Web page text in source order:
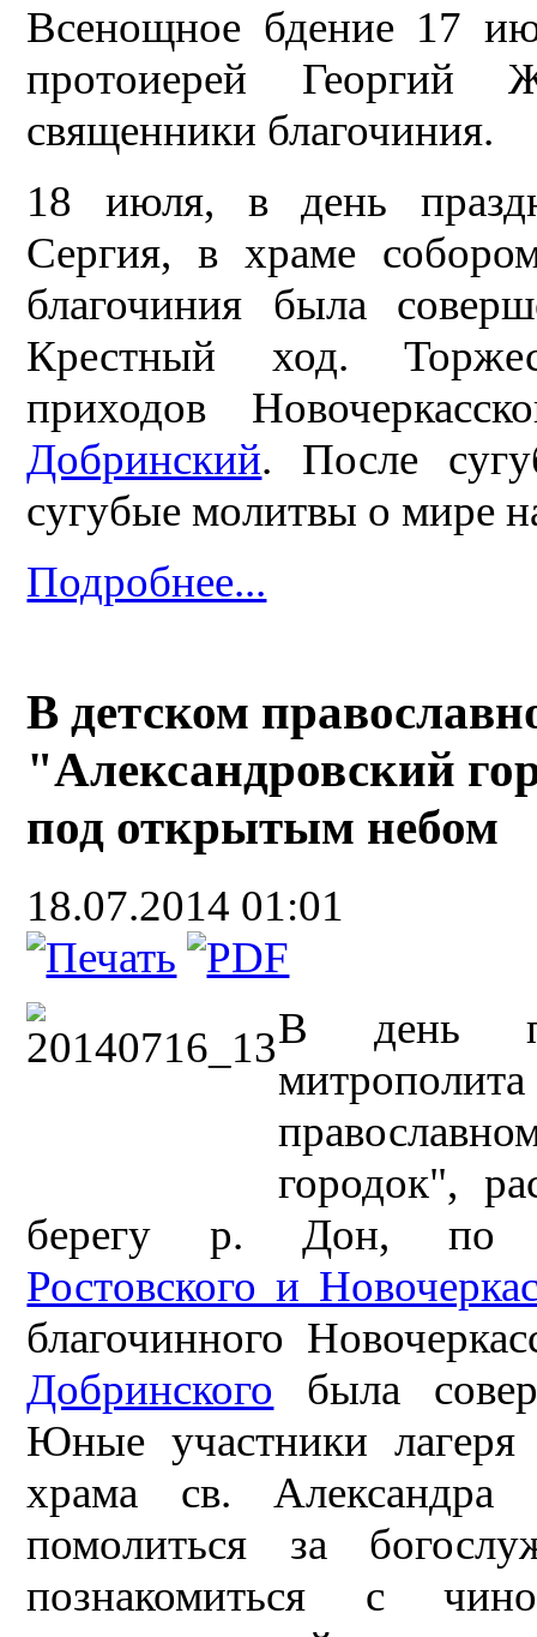
Всенощное бдение 17
протоиерей Георгий
священники благочиния.
18 июля, в день
Сергия, в храме
благочиния была
Крестный ход.
приходов
Добринский. После
сугубые молитвы о мире
Подробнее...
В детском
"Александровский
под открытым небом
18.07.2014 01:01
В день
городок",
берегу р. Дон, по
Ростовского и
благочинного
Добринского была
Юные участники
храма св. Александра
помолиться за
познакомиться с